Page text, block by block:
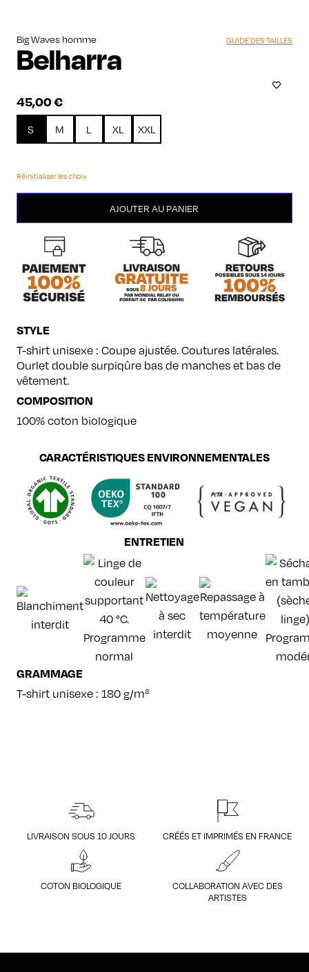
Big Waves homme
Belharra
45,00€
GUIDE DES TAILLES
S M L XL XXL
Réinitialiser les choix
AJOUTER AU PANIER
STYLE
T-shirt unisexe : Coupe ajustée. Coutures latérales.
Ourlet double surpiqûre bas de manches et bas de
vêtement.
COMPOSITION
100% coton biologique
CARACTÉRISTIQUES ENVIRONNEMENTALES
ENTRETIEN
GRAMMAGE
T-shirt unisexe : 180 g/m²
LIVRAISON SOUS 10 JOURS CRÉÉS ET IMPRIMÉS EN FRANCE
COTON BIOLOGIQUE
COLLABORATION AVEC DES
ARTISTES